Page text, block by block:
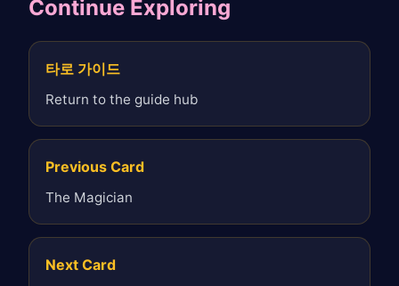
Continue Exploring
타로 가이드
Return to the guide hub
Previous Card
The Magician
Next Card